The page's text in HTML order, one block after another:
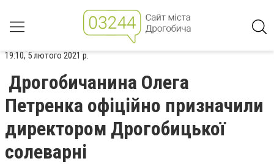
19:10, 5 лютого 2021 р.
Дрогобичанина Олега
Петренка офіційно призначили
директором Дрогобицької
солеварні